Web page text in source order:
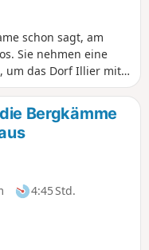
schon sagt, am
Sie nehmen eine
um das Dorf Illier mit
und folgen von
Wald mit
Akazien und
führt. Von dort aus
angelegten
bietet, bis zum Dorf
über die D18
befinden sich auf
und ihrer Lage
Bergkämme
4:45 Std.